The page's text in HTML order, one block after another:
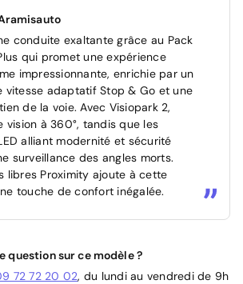
conduite exaltante grâce au Pack
qui promet une expérience
impressionnante, enrichie par un
vitesse adaptatif Stop & Go et une
de la voie. Avec Visiopark 2,
vision à 360°, tandis que les
alliant modernité et sécurité
surveillance des angles morts.
libres Proximity ajoute à cette
touche de confort inégalée.
question sur ce modèle ?
72 72 20 02, du lundi au vendredi de 9h